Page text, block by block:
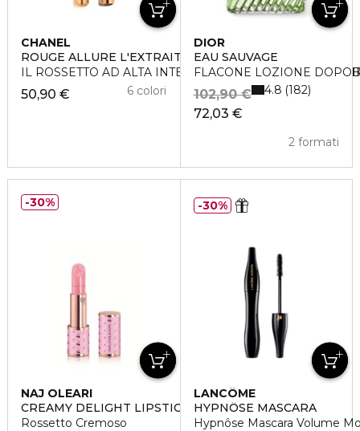
CHANEL
ROUGE ALLURE L'EXTRAIT - RICARICA
IL ROSSETTO AD ALTA INTENSITÀ ESTRATTO DI LUCE E
50,90 € 6 colori
DIOR
EAU SAUVAGE
FLACONE LOZIONE
72,03 €
102,90 €
2 formati
4.8 182
NAJ OLEARI
CREAMY DELIGHT LIPSTICK
Rossetto Cremoso
30%
LANCÔME
HYPNÔSE MASCARA
Hypnôse Mascara Volume
30%